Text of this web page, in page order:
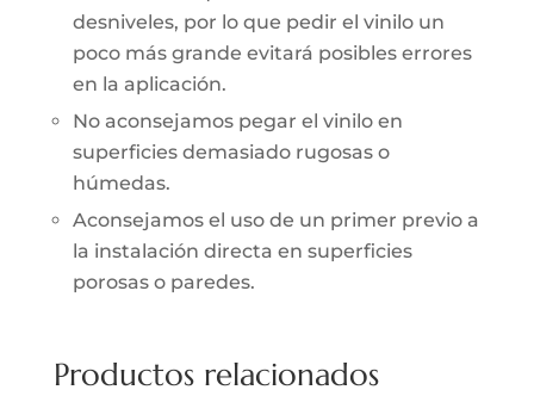
desniveles, por lo que pedir el vinilo un
poco más grande evitará posibles errores
en la aplicación.
No aconsejamos pegar el vinilo en
superficies demasiado rugosas o
húmedas.
Aconsejamos el uso de un primer previo a
la instalación directa en superficies
porosas o paredes.
Productos relacionados